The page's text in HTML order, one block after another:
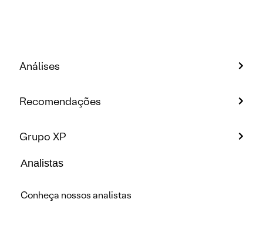
Análises
Recomendações
Grupo XP
Analistas
Conheça nossos analistas